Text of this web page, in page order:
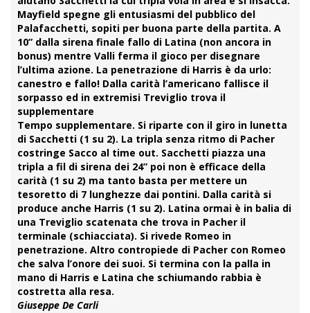
Mayfield spegne gli entusiasmi del pubblico del
Palafacchetti, sopiti per buona parte della partita. A
10” dalla sirena finale fallo di Latina (non ancora in
bonus) mentre Valli ferma il gioco per disegnare
l’ultima azione. La penetrazione di Harris è da urlo:
canestro e fallo! Dalla carità l’americano fallisce il
sorpasso ed in extremisi Treviglio trova il
supplementare
Tempo supplementare. Si riparte con il giro in lunetta
di Sacchetti (1 su 2). La tripla senza ritmo di Pacher
costringe Sacco al time out. Sacchetti piazza una
tripla a fil di sirena dei 24” poi non è efficace della
carità (1 su 2) ma tanto basta per mettere un
tesoretto di 7 lunghezze dai pontini. Dalla carità si
produce anche Harris (1 su 2). Latina ormai è in balia di
una Treviglio scatenata che trova in Pacher il
terminale (schiacciata). Si rivede Romeo in
penetrazione. Altro contropiede di Pacher con Romeo
che salva l’onore dei suoi. Si termina con la palla in
mano di Harris e Latina che schiumando rabbia è
costretta alla resa.
Giuseppe De Carli